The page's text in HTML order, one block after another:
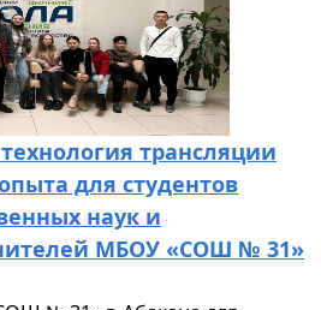
трансляции
для студентов
наук и
МБОУ «СОШ № 31»